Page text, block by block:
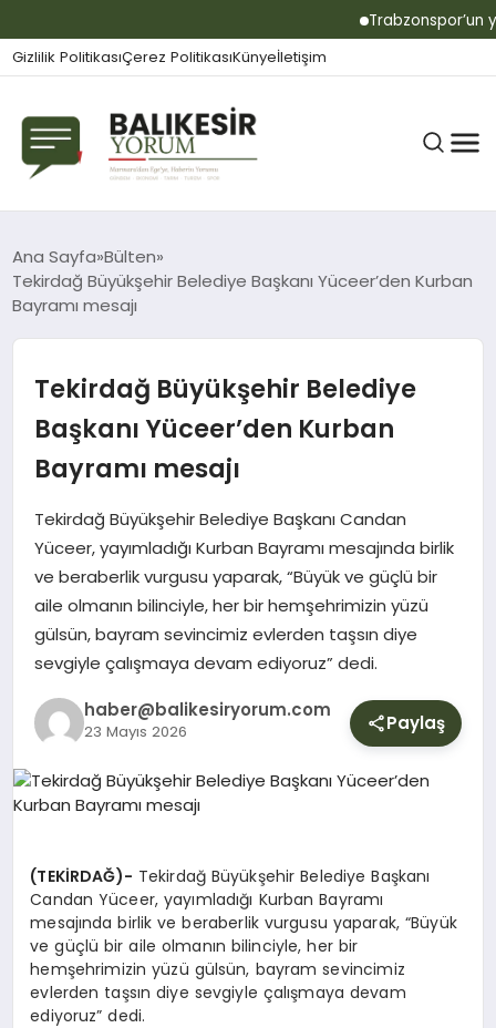
Trabzonspor’un
Gizlilik PolitikasıÇerez PolitikasıKünyeİletişim
BALIKESIR
GÜNDEM
BÜLTEN
DIŞ
Ana Sayfa Bülten
Tekirdağ Büyükşehir Belediye Başkanı Yüceer’den Kurban
Bayramı mesajı
Tekirdağ Büyükşehir Belediye
Başkanı Yüceer’den Kurban
Bayramı mesajı
Tekirdağ Büyükşehir Belediye Başkanı Candan
Yüceer, yayımladığı Kurban Bayramı mesajında birlik
ve beraberlik vurgusu yaparak, “Büyük ve güçlü bir
aile olmanın bilinciyle, her bir hemşehrimizin yüzü
gülsün, bayram sevincimiz evlerden taşsın diye
sevgiyle çalışmaya devam ediyoruz” dedi.
haber@balikesiryorum.com
23 Mayıs 2026 Paylaş
(TEKİRDAĞ)- Tekirdağ Büyükşehir Belediye Başkanı
Candan Yüceer, yayımladığı Kurban Bayramı
mesajında birlik ve beraberlik vurgusu yaparak, “Büyük
ve güçlü bir aile olmanın bilinciyle, her bir
hemşehrimizin yüzü gülsün, bayram sevincimiz
evlerden taşsın diye sevgiyle çalışmaya devam
ediyoruz” dedi.